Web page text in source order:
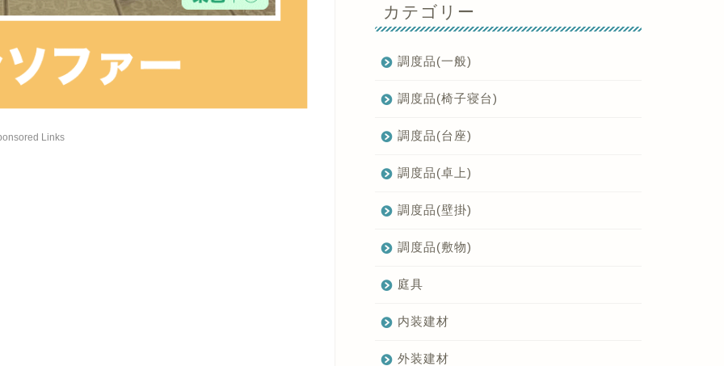
Links
カテゴリー
調度品(一般)
調度品(椅子寝台)
調度品(台座)
調度品(卓上)
調度品(壁掛)
調度品(敷物)
庭具
内装建材
外装建材